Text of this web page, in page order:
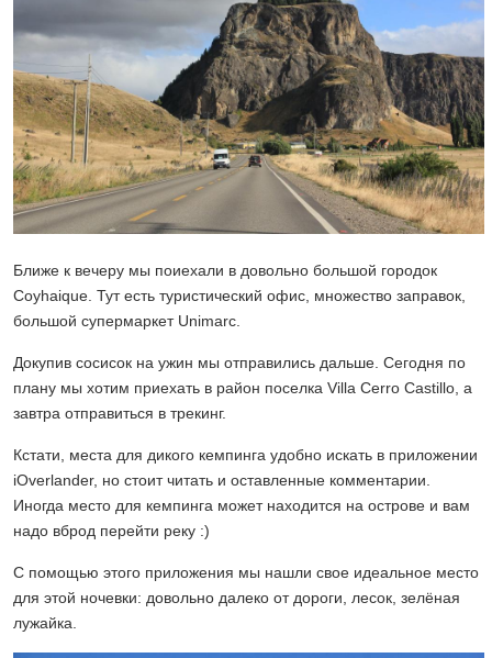
Ближе к вечеру мы поиехали в довольно большой городок
Coyhaique. Тут есть туристический офис, множество заправок,
большой супермаркет Unimarc.
Докупив сосисок на ужин мы отправились дальше. Сегодня по
плану мы хотим приехать в район поселка Villa Cerro Castillo, а
завтра отправиться в трекинг.
Кстати, места для дикого кемпинга удобно искать в приложении
iOverlander, но стоит читать и оставленные комментарии.
Иногда место для кемпинга может находится на острове и вам
надо вброд перейти реку :)
С помощью этого приложения мы нашли свое идеальное место
для этой ночевки: довольно далеко от дороги, лесок, зелёная
лужайка.